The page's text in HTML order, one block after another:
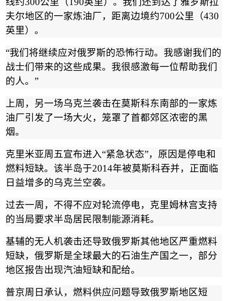
夫尔地区的一家炼油厂，距离边境约700公里（430
英里）。
“我们将继续应对俄罗斯的恐怖行动。我感谢我们的
战士们带来的这些成果。我很感激每一位帮助我们
的人。 ”
上周，另一场乌克兰袭击在莫斯科东南部的一家炼
油厂引发了一场大火，笼罩了首都郊区浓密的黑
烟。
克里米亚周五宣布进入“紧急状态”，原因是停电和
燃料短缺。该半岛于2014年被莫斯科吞并，正面临
日益增多的乌克兰空袭。
过去一周，不得不应对轮流停电，克里姆林宫支持
的当局要求半岛居民限制能源消耗。
基辅的无人机袭击还导致俄罗斯其他地区严重燃料
短缺，俄罗斯是全球最大的石油生产国之一，部分
地区报告出现汽油短缺和配给。
普京周日承认，燃料供应问题导致俄罗斯地区短